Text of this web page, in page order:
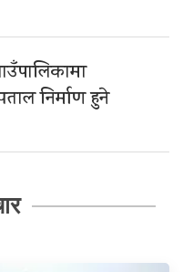
निर्माण हुने